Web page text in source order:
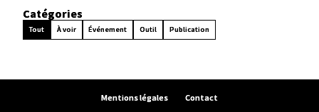
Catégories
Tout À voir Événement Outil Publication
Mentions légales Contact